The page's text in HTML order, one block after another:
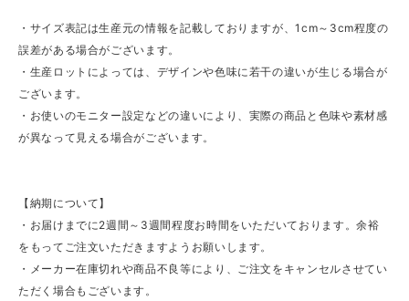
・サイズ表記は生産元の情報を記載しておりますが、1cm～3cm程度の
誤差がある場合がございます。
・生産ロットによっては、デザインや色味に若干の違いが生じる場合が
ございます。
・お使いのモニター設定などの違いにより、実際の商品と色味や素材感
が異なって見える場合がございます。
【納期について】
・お届けまでに2週間～3週間程度お時間をいただいております。余裕
をもってご注文いただきますようお願いします。
・メーカー在庫切れや商品不良等により、ご注文をキャンセルさせてい
ただく場合もございます。